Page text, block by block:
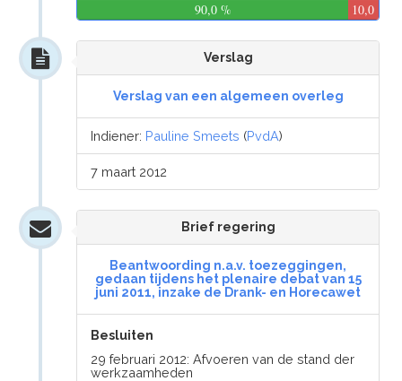
90,0 %
10,0
Verslag
Verslag van een algemeen overleg
Indiener: Pauline Smeets (PvdA)
7 maart 2012
Brief regering
Beantwoording n.a.v. toezeggingen,
gedaan tijdens het plenaire debat van 15
juni 2011, inzake de Drank- en Horecawet
Besluiten
29 februari 2012: Afvoeren van de stand der
werkzaamheden